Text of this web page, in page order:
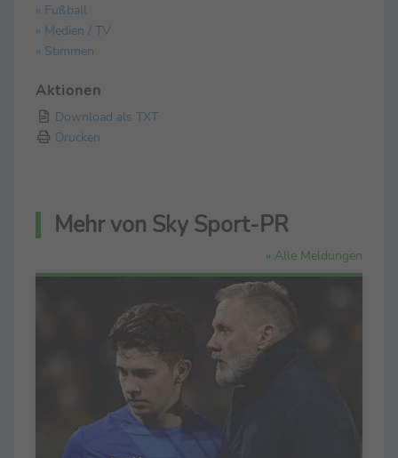
» Fußball
» Medien / TV
» Stimmen
Aktionen
Download als TXT
Drucken
Mehr von Sky Sport-PR
» Alle Meldungen